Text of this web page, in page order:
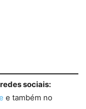
sociais:
e também no